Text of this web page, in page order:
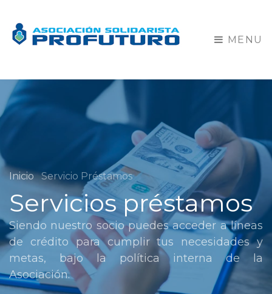
MENU
Inicio Servicio Préstamos
Servicios préstamos
Siendo nuestro socio puedes acceder a líneas
de crédito para cumplir tus necesidades y
metas, bajo la política interna de la
Asociación.